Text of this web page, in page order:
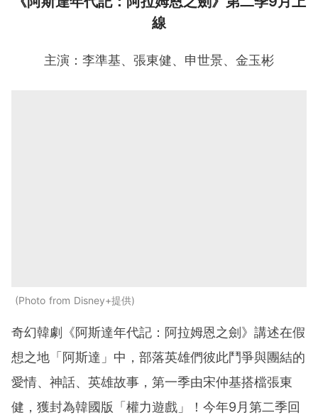
線
主演：李準基、張東健、申世景、金玉彬
Photo from Disney+提供
奇幻韓劇《阿斯達年代記：阿拉姆恩之劍》講述在假
想之地「 阿斯達」中，部落英雄們彼此鬥爭與團結的
愛情、神話、英雄故事，第一季由宋仲基搭檔張東
健，獲封為韓國版「權力遊戲」！今年9月第二季回